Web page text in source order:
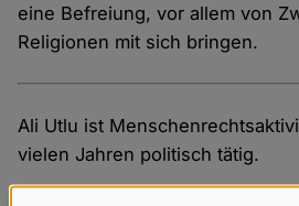
eine Befreiung, vor allem von
Religionen mit sich bringen.
Ali Utlu ist
vielen Jahren politisch tätig.